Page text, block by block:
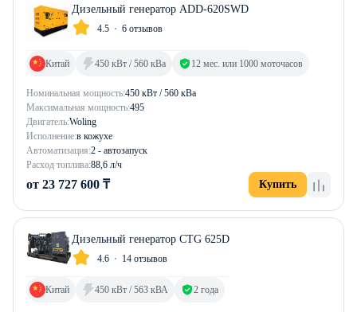
Дизельный генератор ADD-620SWD
4.5 6 отзывов
Номинальная мощность:450 кВт / 560 кВа
Максимальная мощность:495
Двигатель:Woling
Исполнение:в кожухе
Автоматизация:2 - автозапуск
Расход топлива:88,6 л/ч
Китай 450 кВт / 560 кВа 12 мес. или 1000 моточасов
от 23 727 600 ₸ Купить
Дизельный генератор CTG 625D
4.6 14 отзывов
Китай 450 кВт / 563 кВА 2 года